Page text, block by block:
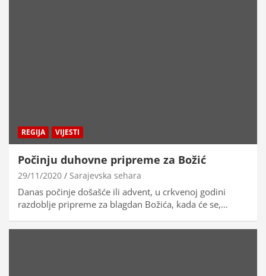
REGIJA VIJESTI
Počinju duhovne pripreme za Božić
29/11/2020 Sarajevska sehara
Danas počinje došašće ili advent, u crkvenoj godini
razdoblje pripreme za blagdan Božića, kada će se,…